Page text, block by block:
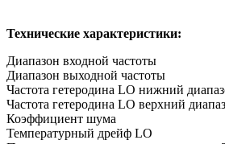
Технические характеристики:
Диапазон входной частоты
Диапазон выходной частоты
Частота гетеродина LO нижний
Частота гетеродина LO верхний
Коэффициент шума
Температурный дрейф LO